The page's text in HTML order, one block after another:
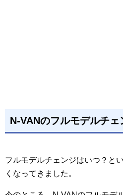
N-VANのフルモデルチェ
フルモデルチェンジはいつ？と
くなってきました。